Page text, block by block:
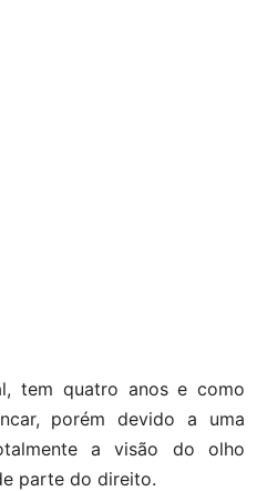
tem quatro anos e como
porém devido a uma
a visão do olho
parte do direito.